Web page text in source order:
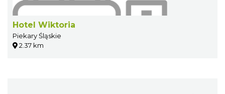
Hotel Wiktoria
Piekary Śląskie
2.37 km